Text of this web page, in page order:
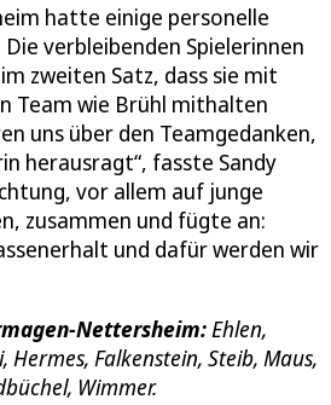
hatte einige personelle
verbleibenden Spielerinnen
zweiten Satz, dass sie mit
Team wie Brühl mithalten
uns über den Teamgedanken,
herausragt“, fasste Sandy
vor allem auf junge
zusammen und fügte an:
und dafür werden wir
Nettersheim: Ehlen,
Hermes, Falkenstein, Steib, Maus,
Wimmer.